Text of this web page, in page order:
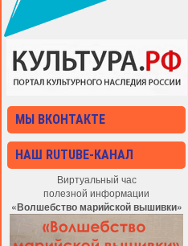
МЫ ВКОНТАКТЕ
НАШ RUTUBE-КАНАЛ
Виртуальный час
полезной информации
«Волшебство марийской вышивки»